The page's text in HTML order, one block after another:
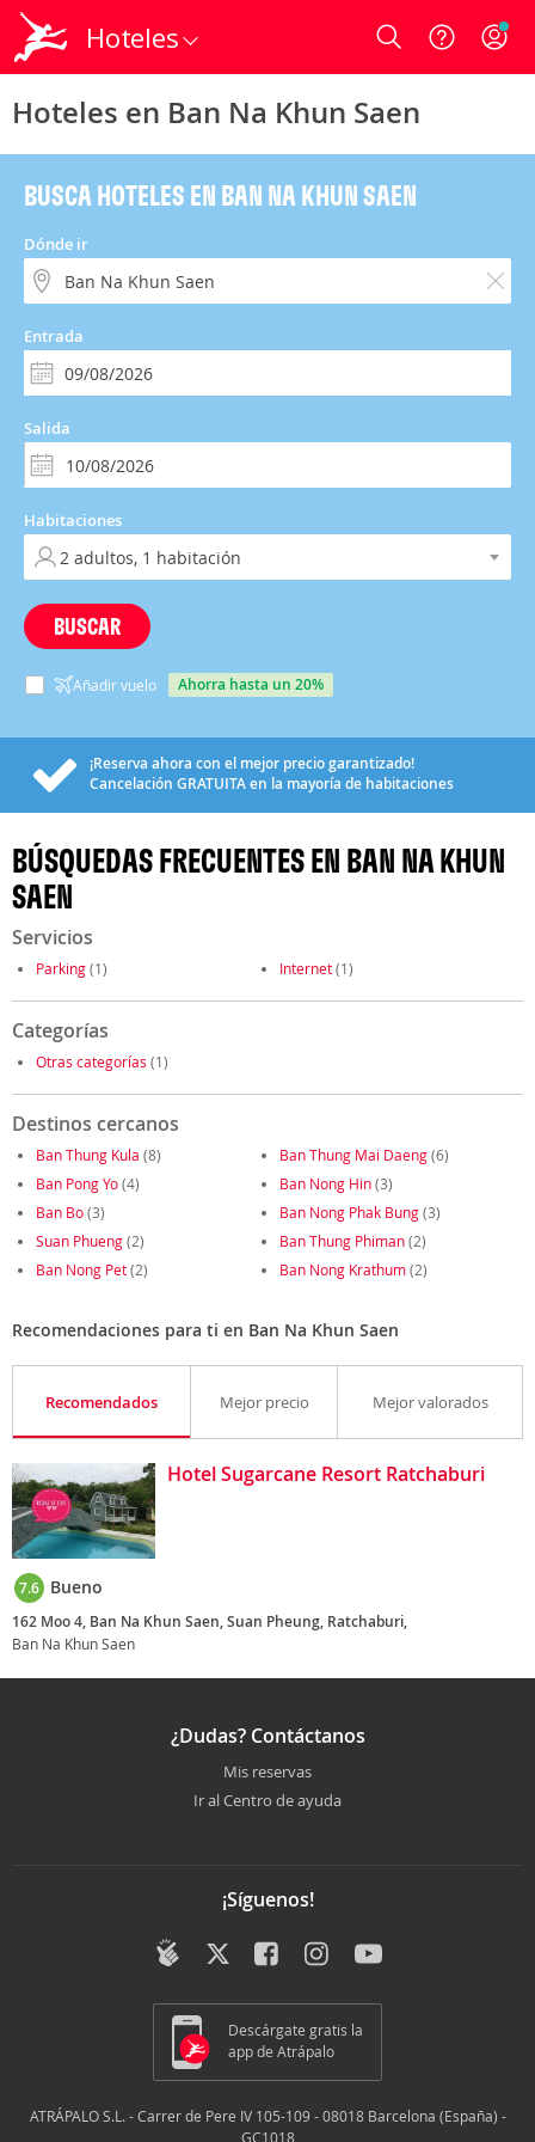
Hoteles Login
Hoteles en Ban Na Khun Saen
BUSCA HOTELES EN BAN NA KHUN SAEN
Dónde ir
Entrada
Salida
Habitaciones
BUSCAR
Añadir vuelo ahorra hasta un 20%
¡Reserva ahora con el mejor precio garantizado!
Cancelación GRATUITAen la mayoría de habitaciones
BÚSQUEDAS FRECUENTES EN BAN NA KHUN
SAEN
Servicios
Parking(1) Internet(1)
Categorías
Otras categorías (1)
Destinos cercanos
Ban Thung Kula (8) Ban Thung Mai Daeng(6)
Ban Pong Yo(4) Ban Nong Hin(3)
Ban Bo(3) Ban Nong Phak Bung(3)
Suan Phueng(2) Ban Thung Phiman(2)
Ban Nong Pet(2) Ban Nong Krathum(2)
Recomendaciones para ti en Ban Na Khun Saen
Recomendados Mejor precio Mejor valorados
Hotel Sugarcane Resort Ratchaburi
7.6 Bueno
162 Moo 4, Ban Na Khun Saen, Suan Pheung, Ratchaburi,
Ban Na Khun Saen
¿Dudas? Contáctanos
Mis reservas
Ir al Centro de ayuda
¡Síguenos!
Descárgate gratis la
app de Atrápalo
ATRÁPALO S.L. - Carrer de Pere IV 105-109 - 08018 Barcelona (España) -
GC1018